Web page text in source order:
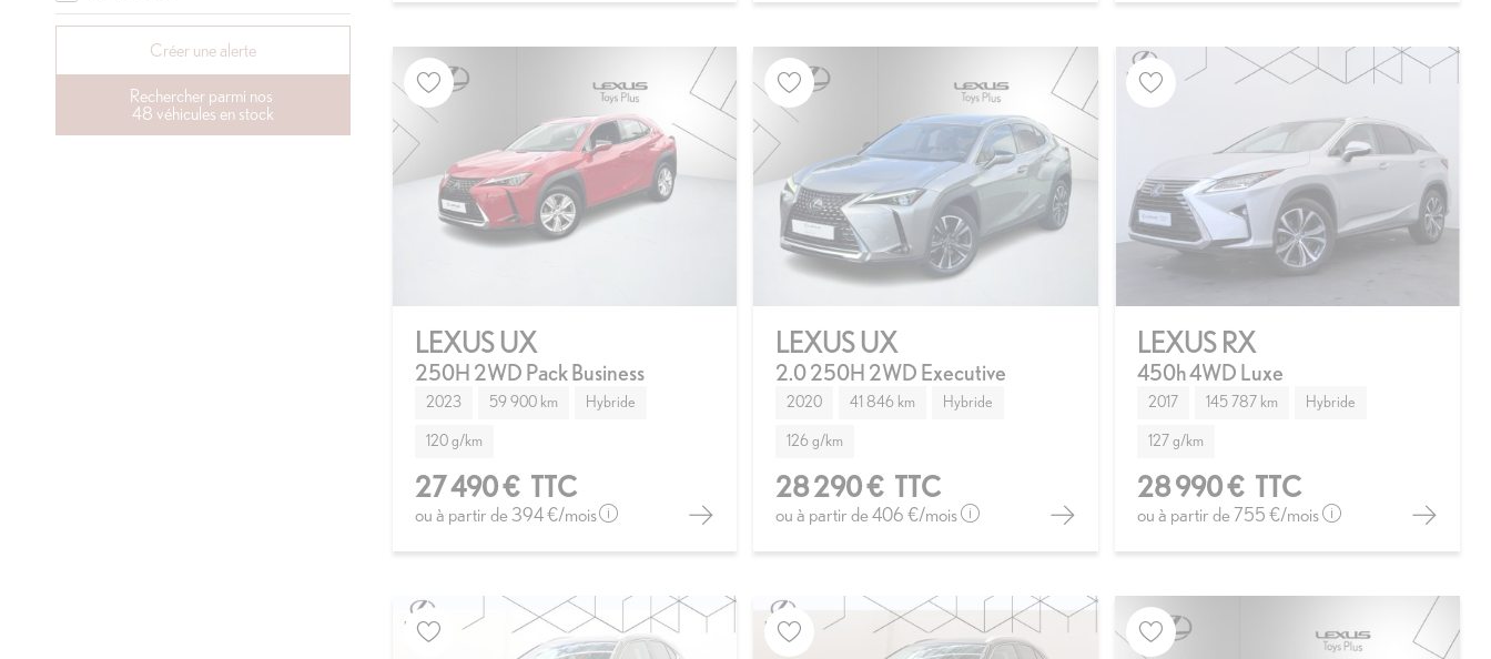
Créer une alerte
Rechercher parmi nos
48 véhicules en stock
LEXUS UX
250H 2WD Pack Business
2023 59 900 km Hybride
120 g/km
27 490 € TTC
ou à partir de394 €/mois
LEXUS UX
2.0 250H 2WD Executive
2020 41 846 km Hybride
126 g/km
28 290 € TTC
ou à partir de406 €/mois
LEXUS RX
450h 4WD Luxe
2017 145 787 km Hybride
127 g/km
28 990 € TTC
ou à partir de 755 €/mois